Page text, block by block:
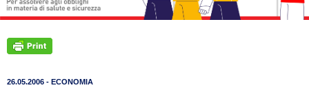
26.05.2006 - ECONOMIA